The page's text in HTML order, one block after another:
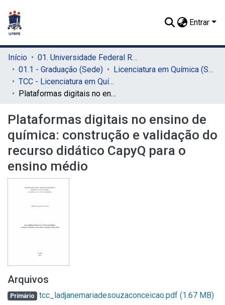
Entrar
Início
01. Universidade Federal Rural de Pernambuco - UFRPE (Sede)
01.1 - Graduação (Sede)
Licenciatura em Química (Sede)
TCC - Licenciatura em Química (Sede)
Plataformas digitais no ensino de química: construção e validação do recurso didático CapyQ para o ensino médio
Plataformas digitais no ensino de
química: construção e validação do
recurso didático CapyQ para o
ensino médio
Arquivos
Primário tcc_ladjanemariadesouzaconceicao.pdf (1.67 MB)